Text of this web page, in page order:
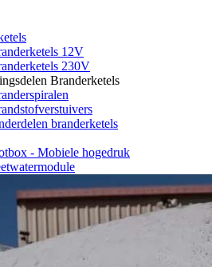
12V
230V
Branderketels
branderketels
- Mobiele hogedruk